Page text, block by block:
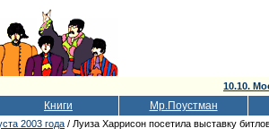
10.10.
Книги Мр.Поустман
2003 года / Луиза Харрисон посетила выставку